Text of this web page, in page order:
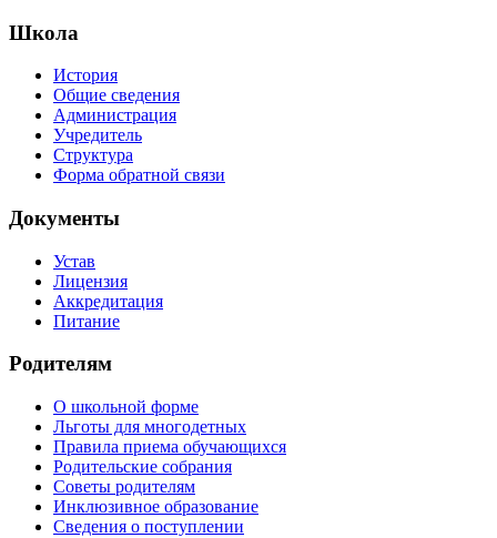
Школа
История
Общие сведения
Администрация
Учредитель
Структура
Форма обратной связи
Документы
Устав
Лицензия
Аккредитация
Питание
Родителям
О школьной форме
Льготы для многодетных
Правила приема обучающихся
Родительские собрания
Советы родителям
Инклюзивное образование
Сведения о поступлении